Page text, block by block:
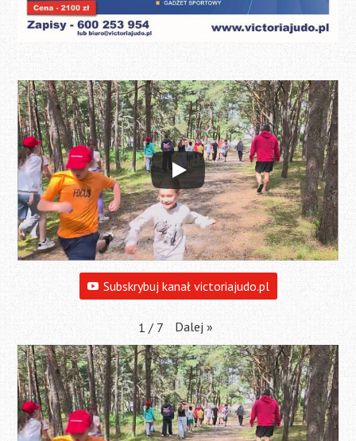
Subskrybuj kanał victoriajudo.pl
1 / 7 Dalej »